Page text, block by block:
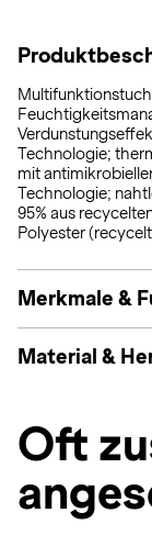
Technologie;
mit
Technologie;
95% aus
Polyester
Merkmale &
Material &
Oft